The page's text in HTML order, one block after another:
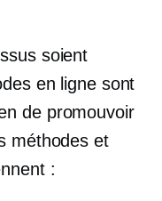
soient
en ligne sont
de promouvoir
méthodes et
: